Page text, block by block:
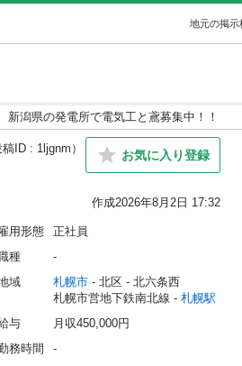
地元の掲示
新潟県の発電所で電気工と鳶募集中！！
稿ID : 1ljgnm） お気に入り登録
作成2026年8月2日 17:32
用形態
正社員
種
-
域
札幌市 - 北区 - 北六条西
札幌市営地下鉄南北線 - 札幌駅
与
月収450,000円
務時間
-